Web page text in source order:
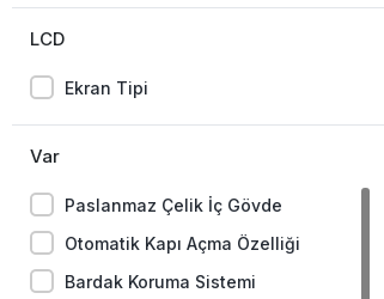
LCD
Ekran Tipi
Var
Paslanmaz Çelik İç Gövde
Otomatik Kapı Açma Özelliği
Bardak Koruma Sistemi